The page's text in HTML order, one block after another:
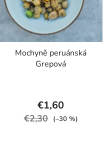
Mochyně peruánská
Grepová
€1,60
€2,30 (–30 %)